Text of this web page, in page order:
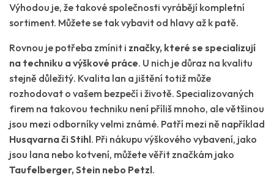
Výhodou je, že takové společnosti vyrábějí kompletní
sortiment. Můžete se tak vybavit od hlavy až k patě.
Rovnou je potřeba zmínit i značky, které se specializují
na techniku a výškové práce. U nich je důraz na kvalitu
stejně důležitý. Kvalita lan a jištění totiž může
rozhodovat o vašem bezpečí i životě. Specializovaných
firem na takovou techniku není příliš mnoho, ale většinou
jsou mezi odborníky velmi známé. Patří mezi ně například
Husqvarna či Stihl. Při nákupu výškového vybavení, jako
jsou lana nebo kotvení, můžete věřit značkám jako
Taufelberger, Stein nebo Petzl.